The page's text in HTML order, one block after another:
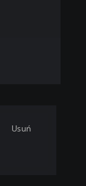
Usuń